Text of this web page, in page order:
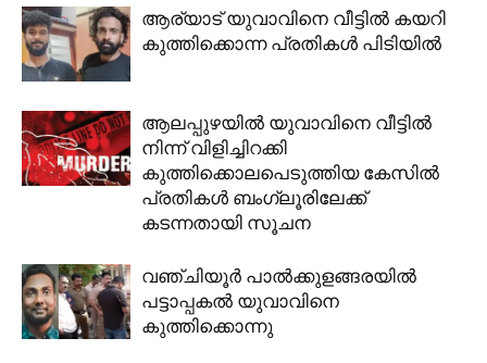
ആര്യാട്‌ യുവാവിനെ വീട്ടിൽ കയറി
കുത്തിക്കൊന്ന പ്രതികൾ പിടിയിൽ
ആലപ്പുഴയിൽ യുവാവിനെ വീട്ടിൽ
നിന്ന് വിളിച്ചിറക്കി
കുത്തിക്കൊലപെടുത്തിയ കേസിൽ
പ്രതികൾ ബംഗ്ലൂരിലേക്ക്
കടന്നതായി സൂചന
വഞ്ചിയൂര്‍ പാല്‍ക്കുളങ്ങരയില്‍
പട്ടാപ്പകല്‍ യുവാവിനെ
കുത്തിക്കൊന്നു